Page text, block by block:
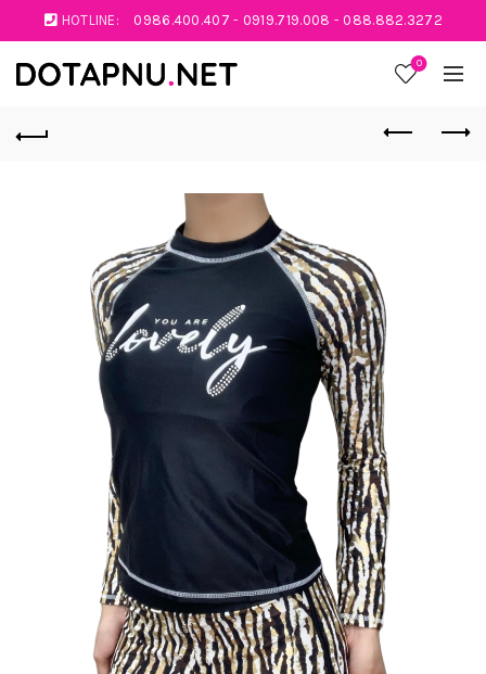
HOTLINE: 0986.400.407 - 0919.719.008 - 088.882.3272
0